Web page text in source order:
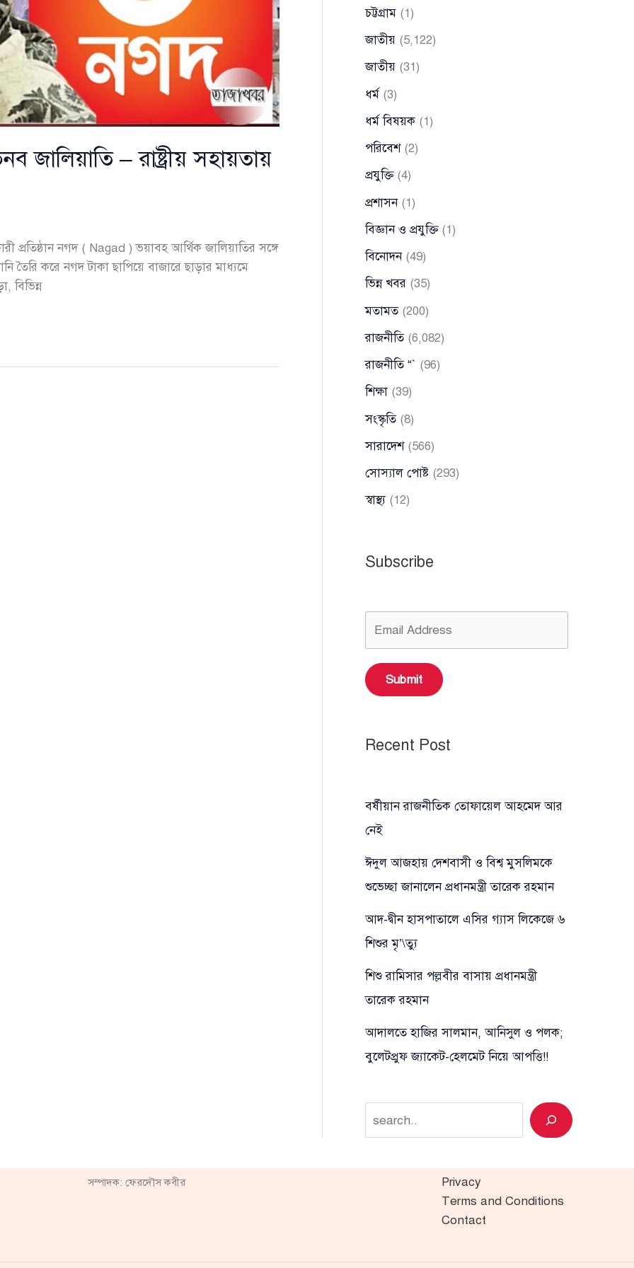
জালিয়াতি – রাষ্ট্রীয় সহায়তায়
প্রতিষ্ঠান নগদ ( Nagad ) ভয়াবহ আর্থিক জালিয়াতির সঙ্গে
তৈরি করে নগদ টাকা ছাপিয়ে বাজারে ছাড়ার মাধ্যমে
বিভিন্ন
চট্টগ্রাম (1)
জাতীয় (5,122)
জাতীয় (31)
ধর্ম (3)
ধর্ম বিষয়ক (1)
পরিবেশ(2)
প্রযুক্তি(4)
প্রশাসন(1)
বিজ্ঞান ও প্রযুক্তি(1)
বিনোদন(49)
ভিন্ন খবর (35)
মতামত(200)
রাজনীতি(6,082)
রাজনীতি “` (96)
শিক্ষা (39)
সংস্কৃতি(8)
সারাদেশ(566)
সোস্যাল পোষ্ট (293)
স্বাস্থ্য (12)
Subscribe
Submit
Recent Post
বর্ষীয়ান রাজনীতিক তোফায়েল আহমেদ আর
নেই
ঈদুল আজহায় দেশবাসী ও বিশ্ব মুসলিমকে
শুভেচ্ছা জানালেন প্রধানমন্ত্রী তারেক রহমান
আদ-দ্বীন হাসপাতালে এসির গ্যাস লিকেজে ৬
শিশুর মৃ’\ত্যু
শিশু রামিসার পল্লবীর বাসায় প্রধানমন্ত্রী
তারেক রহমান
আদালতে হাজির সালমান, আনিসুল ও পলক;
বুলেটপ্রুফ জ্যাকেট-হেলমেট নিয়ে আপত্তি!!
সম্পাদক: ফেরদৌস কবীর
Privacy
Terms and Conditions
Contact